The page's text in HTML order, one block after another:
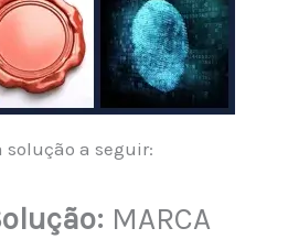
solução a seguir:
MARCA